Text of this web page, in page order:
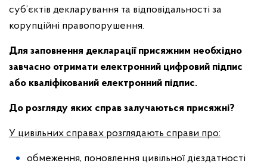
суб’єктів декларування та відповідальності за
корупційні правопорушення.
Для заповнення декларації присяжним необхідно
завчасно отримати електронний цифровий підпис
або кваліфікований електронний підпис.
До розгляду яких справ залучаються присяжні?
У цивільних справах розглядають справи про:
обмеження, поновлення цивільної дієздатності